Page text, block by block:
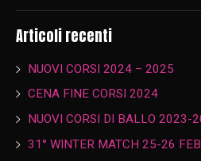
Articoli recenti
NUOVI CORSI 2024 – 2025
CENA FINE CORSI 2024
NUOVI CORSI DI BALLO 2023-
31° WINTER MATCH 25-26